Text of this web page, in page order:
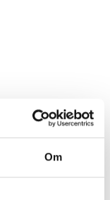
Om